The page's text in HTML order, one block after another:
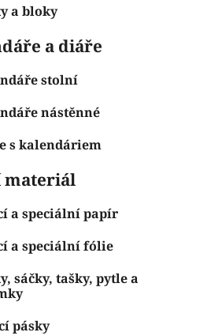
a bloky
a diáře
stolní
nástěnné
s kalendáriem
materiál
a speciální papír
a speciální fólie
sáčky, tašky, pytle a
pásky